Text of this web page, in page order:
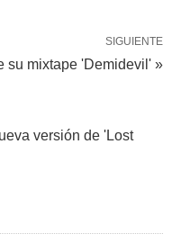
SIGUIENTE
su mixtape 'Demidevil' »
versión de 'Lost